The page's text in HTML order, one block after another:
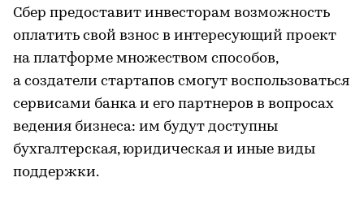
Сбер предоставит инвесторам возможность
оплатить свой взнос в интересующий проект
на платформе множеством способов,
а создатели стартапов смогут воспользоваться
сервисами банка и его партнеров в вопросах
ведения бизнеса: им будут доступны
бухгалтерская, юридическая и иные виды
поддержки.